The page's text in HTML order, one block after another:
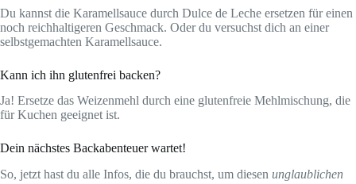
Du kannst die Karamellsauce durch Dulce de Leche ersetzen für einen
noch reichhaltigeren Geschmack. Oder du versuchst dich an einer
selbstgemachten Karamellsauce.
Kann ich ihn glutenfrei backen?
Ja! Ersetze das Weizenmehl durch eine glutenfreie Mehlmischung, die
für Kuchen geeignet ist.
Dein nächstes Backabenteuer wartet!
So, jetzt hast du alle Infos, die du brauchst, um diesen unglaublichen